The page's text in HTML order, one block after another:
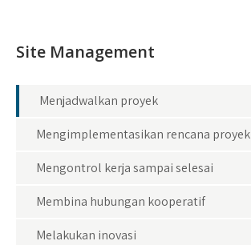
Site Management
Menjadwalkan proyek
Mengimplementasikan rencana proyek
Mengontrol kerja sampai selesai
Membina hubungan kooperatif
Melakukan inovasi